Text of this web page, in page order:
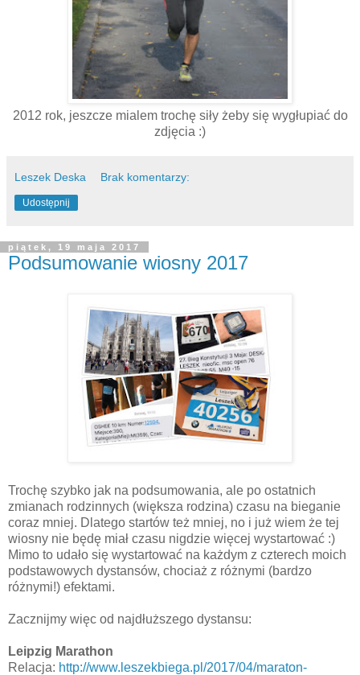
2012 rok, jeszcze mialem trochę siły żeby się wygłupiać do
zdjęcia :)
Leszek Deska Brak komentarzy:
Udostępnij
piątek, 19 maja 2017
Podsumowanie wiosny 2017
Trochę szybko jak na podsumowania, ale po ostatnich
zmianach rodzinnych (większa rodzina) czasu na bieganie
coraz mniej. Dlatego startów też mniej, no i już wiem że tej
wiosny nie będę miał czasu nigdzie więcej wystartować :)
Mimo to udało się wystartować na każdym z czterech moich
podstawowych dystansów, chociaż z różnymi (bardzo
różnymi!) efektami.
Zacznijmy więc od najdłuższego dystansu:
Leipzig Marathon
Relacja: http://www.leszekbiega.pl/2017/04/maraton-